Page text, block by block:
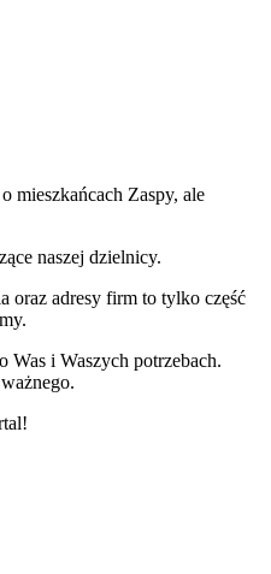
mieszkańcach Zaspy, ale
naszej dzielnicy.
oraz adresy firm to tylko część
Was i Waszych potrzebach.